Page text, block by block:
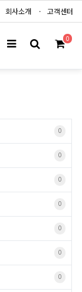
회사소개 고객센터
0
0
0
0
0
0
0
0